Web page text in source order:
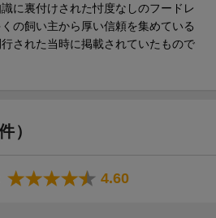
ガイド
割給餌を基準にする
中毒になる」の真実
方
ルートが知りたい
すには？
に裏付けされた忖度なしのフードレ
の飼い主から厚い信頼を集めている
行された当時に掲載されていたもので
）
4.60